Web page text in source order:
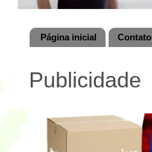
Página inicial Contato
Publicidade